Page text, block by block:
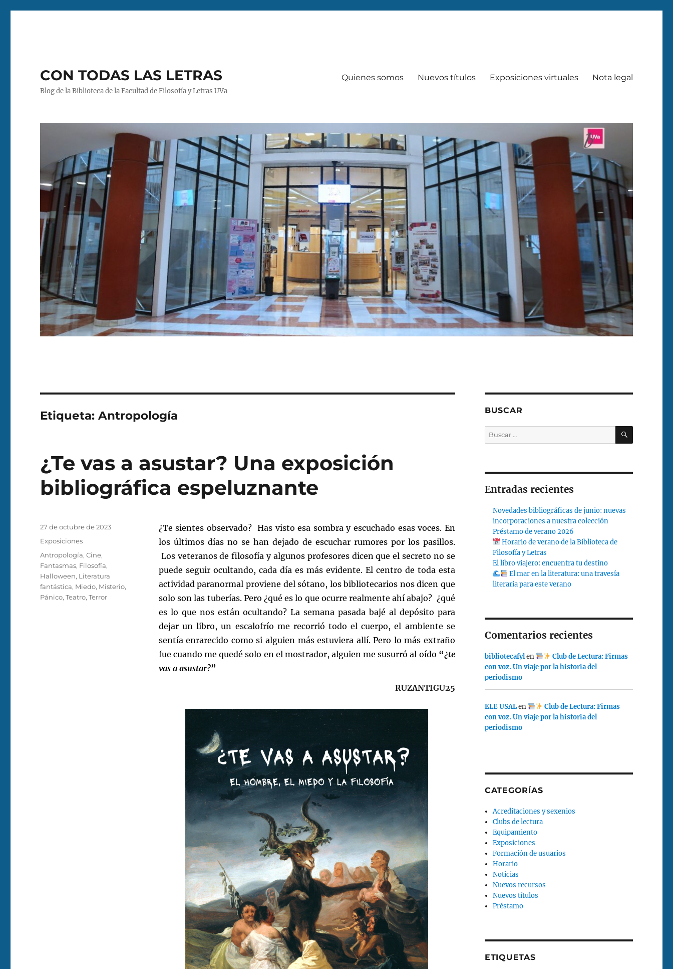
CON TODAS LAS LETRAS
Blog de la Biblioteca de la Facultad de Filosofía y Letras UVa
Quienes somos Nuevos títulos Exposiciones virtuales Nota legal
Etiqueta:Antropología
¿Te vas a asustar? Una exposición
bibliográfica espeluznante
¿Te sientes observado? Has visto esa sombra y escuchado esas voces. En
los últimos días no se han dejado de escuchar rumores por los pasillos.
Los veteranos de filosofía y algunos profesores dicen que el secreto no se
puede seguir ocultando, cada día es más evidente. El centro de toda esta
actividad paranormal proviene del sótano, los bibliotecarios nos dicen que
solo son las tuberías. Pero ¿qué es lo que ocurre realmente ahí abajo? ¿qué
es lo que nos están ocultando? La semana pasada bajé al depósito para
dejar un libro, un escalofrío me recorrió todo el cuerpo, el ambiente se
sentía enrarecido como si alguien más estuviera allí. Pero lo más extraño
fue cuando me quedé solo en el mostrador, alguien me susurró al oído “¿te
vas a asustar?”
RUZANTIGU25
Publicado
27 de octubre de 2023
Categorías
Exposiciones
Etiquetas
Antropología,Cine,
Fantasmas, Filosofía,
Halloween, Literatura
fantástica, Miedo, Misterio,
Pánico,Teatro,Terror
BUSCAR
Buscar
por:
BUSCAR
Entradas recientes
Novedades bibliográficas de junio: nuevas
incorporaciones a nuestra colección
Préstamo de verano 2026
Horario de verano de la Biblioteca de
Filosofía y Letras
El libro viajero: encuentra tu destino
El mar en la literatura: una travesía
literaria para este verano
Comentarios recientes
bibliotecafylen
Club de Lectura: Firmas
con voz. Un viaje por la historia del
periodismo
ELE USALen
Club de Lectura: Firmas
con voz. Un viaje por la historia del
periodismo
CATEGORÍAS
Acreditaciones y sexenios
Clubs de lectura
Equipamiento
Exposiciones
Formación de usuarios
Horario
Noticias
Nuevos recursos
Nuevos títulos
Préstamo
ETIQUETAS